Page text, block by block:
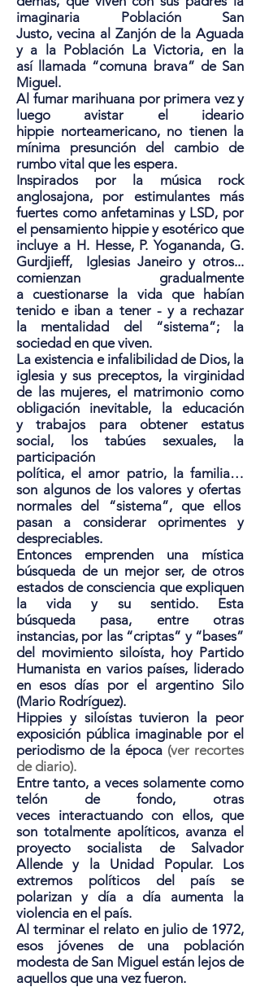
imaginaria Población San
Justo, vecina al Zanjón de la Aguada
y a la Población La Victoria, en la
así llamada “comuna brava” de San
Miguel.
Al fumar marihuana por primera vez y
luego avistar el ideario
hippie norteamericano, no tienen la
mínima presunción del cambio de
rumbo vital que les espera.
Inspirados por la música rock
anglosajona, por estimulantes más
fuertes como anfetaminas y LSD, por
el pensamiento hippie y esotérico que
incluye a H. Hesse, P. Yogananda, G.
Gurdjieff, Iglesias Janeiro y otros...
comienzan gradualmente
a cuestionarse la vida que habían
tenido e iban a tener - y a rechazar
la mentalidad del “sistema”; la
sociedad en que viven.
La existencia e infalibilidad de Dios, la
iglesia y sus preceptos, la virginidad
de las mujeres, el matrimonio como
obligación inevitable, la educación
y trabajos para obtener estatus
social, los tabúes sexuales, la
participación
política, el amor patrio, la familia…
son algunos de los valores y ofertas
normales del “sistema”, que ellos
pasan a considerar oprimentes y
despreciables.
Entonces emprenden una mística
búsqueda de un mejor ser, de otros
estados de consciencia que expliquen
la vida y su sentido. Esta
búsqueda pasa, entre otras
instancias, por las “criptas” y “bases”
del movimiento siloísta, hoy Partido
Humanista en varios países, liderado
en esos días por el argentino Silo
(Mario Rodríguez).
Hippies y siloístas tuvieron la peor
exposición pública imaginable por el
periodismo de la época (ver recortes
de diario).
Entre tanto, a veces solamente como
telón de fondo, otras
veces interactuando con ellos, que
son totalmente apolíticos, avanza el
proyecto socialista de Salvador
Allende y la Unidad Popular. Los
extremos políticos del país se
polarizan y día a día aumenta la
violencia en el país.
Al terminar el relato en julio de 1972,
esos jóvenes de una población
modesta de San Miguel están lejos de
aquellos que una vez fueron.